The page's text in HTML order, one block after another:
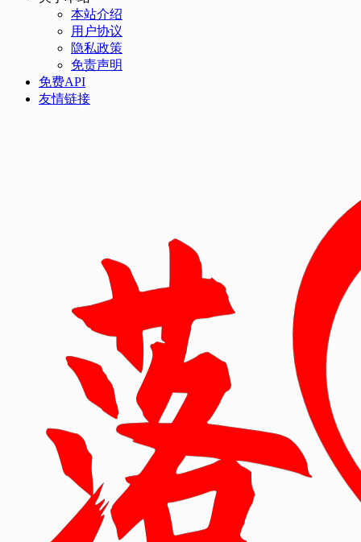
本站介绍
用户协议
隐私政策
免责声明
免费API
友情链接